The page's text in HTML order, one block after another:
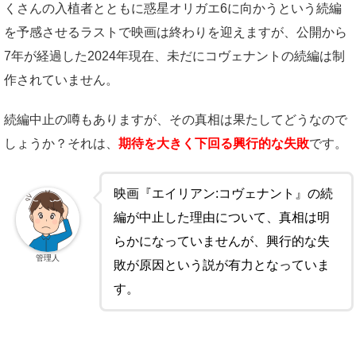
くさんの入植者とともに惑星オリガエ6に向かうという続編
を予感させるラストで映画は終わりを迎えますが、公開から
7年が経過した2024年現在、未だにコヴェナントの続編は制
作されていません。
続編中止の噂もありますが、その真相は果たしてどうなので
しょうか？それは、 期待を大きく下回る興行的な失敗です。
映画『エイリアン:コヴェナント』の続
編が中止した理由について、真相は明
らかになっていませんが、興行的な失
敗が原因という説が有力となっていま
す。
管理人